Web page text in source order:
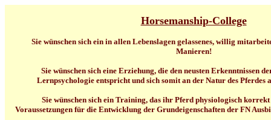
Horsemanship-College
Sie wünschen sich ein in allen Lebenslagen gelassenes, willig
Manieren!
Sie wünschen sich eine Erziehung, die den neusten Erkenntnissen
Lernpsychologie entspricht und sich somit an der Natur des
Sie wünschen sich ein Training, das ihr Pferd physiologisch
Voraussetzungen für die Entwicklung der Grundeigenschaften der FN